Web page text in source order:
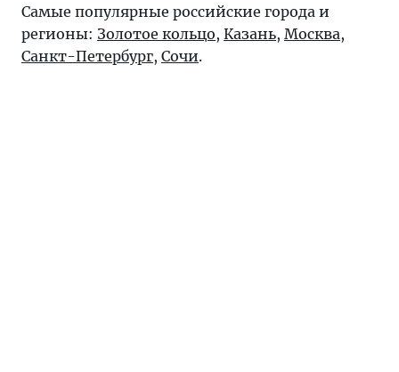
Самые популярные российские города и
регионы: Золотое кольцо, Казань, Москва,
Санкт-Петербург, Сочи.